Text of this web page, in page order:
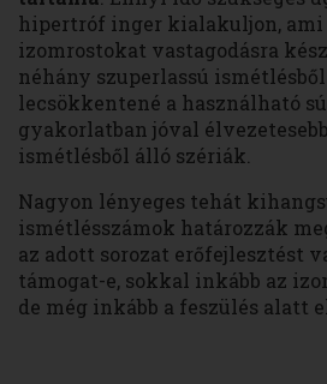
hipertróf inger kialakuljon, ami
izomrostokat vastagodásra
néhány szuperlassú
lecsökkentené a használható
gyakorlatban jóval
ismétlésből álló szériák.
Nagyon lényeges tehát
ismétlésszámok határozzák
az adott sorozat erőfejlesztést
támogat-e, sokkal inkább az
de még inkább a feszülés alatt